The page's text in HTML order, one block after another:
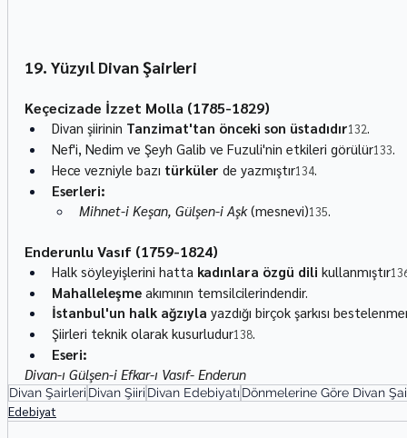
19. Yüzyıl Divan Şairleri
Keçecizade İzzet Molla (1785-1829)
Divan şiirinin Tanzimat'tan önceki son üstadıdır132.
Nef'i, Nedim ve Şeyh Galib ve Fuzuli'nin etkileri görülür133.
Hece vezniyle bazı türküler de yazmıştır134.
Eserleri:
Mihnet-i Keşan, Gülşen-i Aşk (mesnevi)135.
Enderunlu Vasıf (1759-1824)
Halk söyleyişlerini hatta kadınlara özgü dili kullanmıştır
Mahalleleşme akımının temsilcilerindendir.
İstanbul'un halk ağzıyla yazdığı birçok şarkısı
Şiirleri teknik olarak kusurludur138.
Eseri:
Divan-ı Gülşen-i Efkar-ı Vasıf- Enderun
Divan Şairleri Divan Şiiri Divan Edebiyatı Dönmelerine Göre Divan
Edebiyat